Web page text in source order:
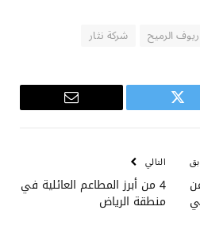
ريوف الرميح شركة نثار
تويتر
البريد
التالي
4 من أبرز المطاعم العائلية في
منطقة الرياض